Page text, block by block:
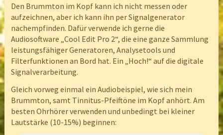
Den Brummton im Kopf kann ich nicht messen oder
aufzeichnen, aber ich kann ihn per Signalgenerator
nachempfinden. Dafür verwende ich gerne die
Audiosoftware „Cool Edit Pro 2“, die eine ganze Sammlung
leistungsfähiger Generatoren, Analysetools und
Filterfunktionen an Bord hat. Ein „Hoch!“ auf die digitale
Signalverarbeitung.
Gleich vorweg einmal ein Audiobeispiel, wie sich mein
Brummton, samt Tinnitus-Pfeiftöne im Kopf anhört. Am
besten Ohrhörer verwenden und unbedingt bei kleiner
Lautstärke (10-15%) beginnen: